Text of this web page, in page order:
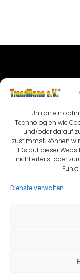
Um dir ein
Technologien wie
und/oder darauf
zustimmst, können
IDs auf dieser
nicht erteilst oder
Dienste verwalten